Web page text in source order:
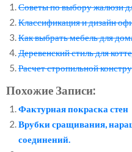
Советы по выбору жалюзи
Классификация и дизайн
Как выбрать мебель для
Деревенский стиль для
Расчет стропильной
Похожие Записи:
Фактурная покраска стен
Врубки сращивания,
соединений.